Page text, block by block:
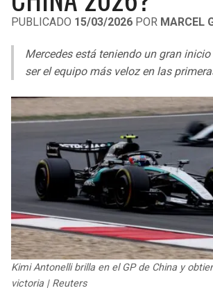
LIGA DE EXPANSIÓN MX
UEFA EUROPA LEAGUE
MLS
COPA LIBERTADORES
LIGA BETPLAY
OTRAS LIGAS
CHARGERS
BENGALS
BROWNS
STEELERS
TEXANS
COLTS
PISTONS
BUCKS
HAWKS
HORNETS
HEAT
MAGIC
PUBLICADO 15/03/2026 POR MARCEL
Mercedes está teniendo un gran
ser el equipo más veloz en las
Kimi Antonelli brilla en el GP de China y
victoria | Reuters